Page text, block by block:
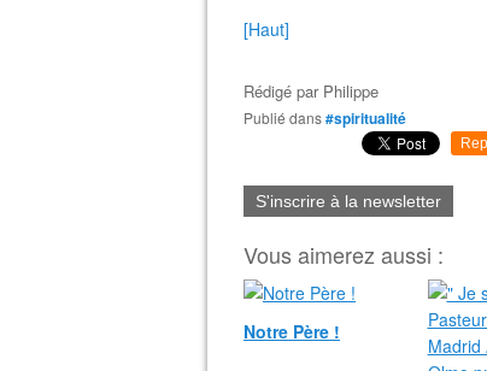
[Haut]
Rédigé par Philippe
Publié dans#spiritualité
S'inscrire à la newsletter
Vous aimerez aussi :
Notre Père !